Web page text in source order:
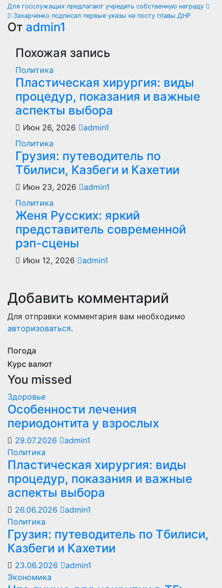
Навигация
по
записям
Для госслужащих предлагают учредить собственную награду
Захарченко подписал первые указы на посту главы ДНР
От admin1
Похожая запись
Политика
Пластическая хирургия: виды
процедур, показания и важные
аспекты выбора
Июн 26, 2026
admin1
Политика
Грузия: путеводитель по
Тбилиси, Казбеги и Кахетии
Июн 23, 2026
admin1
Политика
Женя Русских: яркий
представитель современной
рэп-сцены
Июн 12, 2026 admin1
Добавить комментарий
Для отправки комментария вам необходимо
авторизоваться.
Погода
Курс валют
You missed
Здоровье
Особенности лечения
периодонтита у взрослых
29.07.2026
admin1
Политика
Пластическая хирургия: виды
процедур, показания и важные
аспекты выбора
26.06.2026
admin1
Политика
Грузия: путеводитель по Тбилиси,
Казбеги и Кахетии
23.06.2026
admin1
Экономика